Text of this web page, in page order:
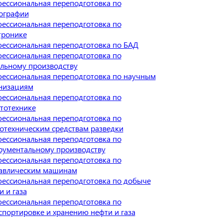
переподготовка по
переподготовка по
переподготовка по БАД
переподготовка по
производству
переподготовка по научным
переподготовка по
переподготовка по
средствам разведки
переподготовка по
производству
переподготовка по
машинам
переподготовка по добыче
и газа
переподготовка по
и хранению нефти и газа